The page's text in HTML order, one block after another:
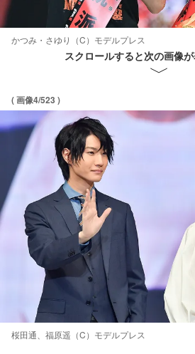
かつみ・さゆり（C）モデルプレス
スクロールすると次の画像
( 画像4/523 )
桜田通、福原遥（C）モデルプレス